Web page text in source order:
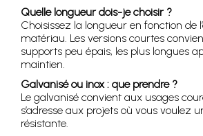
Quelle longueur dois-je choisir ?
Choisissez la longueur en fonction de
matériau. Les versions courtes
supports peu épais, les plus longues
maintien.
Galvanisé ou inox : que prendre ?
Le galvanisé convient aux usages
s’adresse aux projets où vous voulez
résistante.